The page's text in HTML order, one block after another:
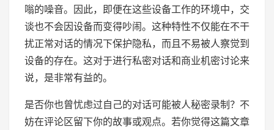
嗡的噪音。因此，即便在这些设备工作的环境中，交
谈也不会因设备而变得吵闹。这种特性不仅能在不干
扰正常对话的情况下保护隐私，而且不易被人察觉到
设备的存在。这对于进行私密对话和商业机密讨论来
说，是非常有益的。
是否你也曾忧虑过自己的对话可能被人秘密录制？不
妨在评论区留下你的故事或观点。若你觉得这篇文章